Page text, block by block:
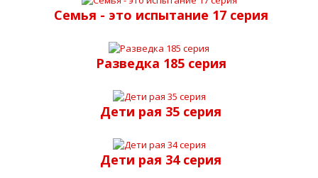
Семья - это испытание 17 серия
Разведка 185 серия
Дети рая 35 серия
Дети рая 34 серия